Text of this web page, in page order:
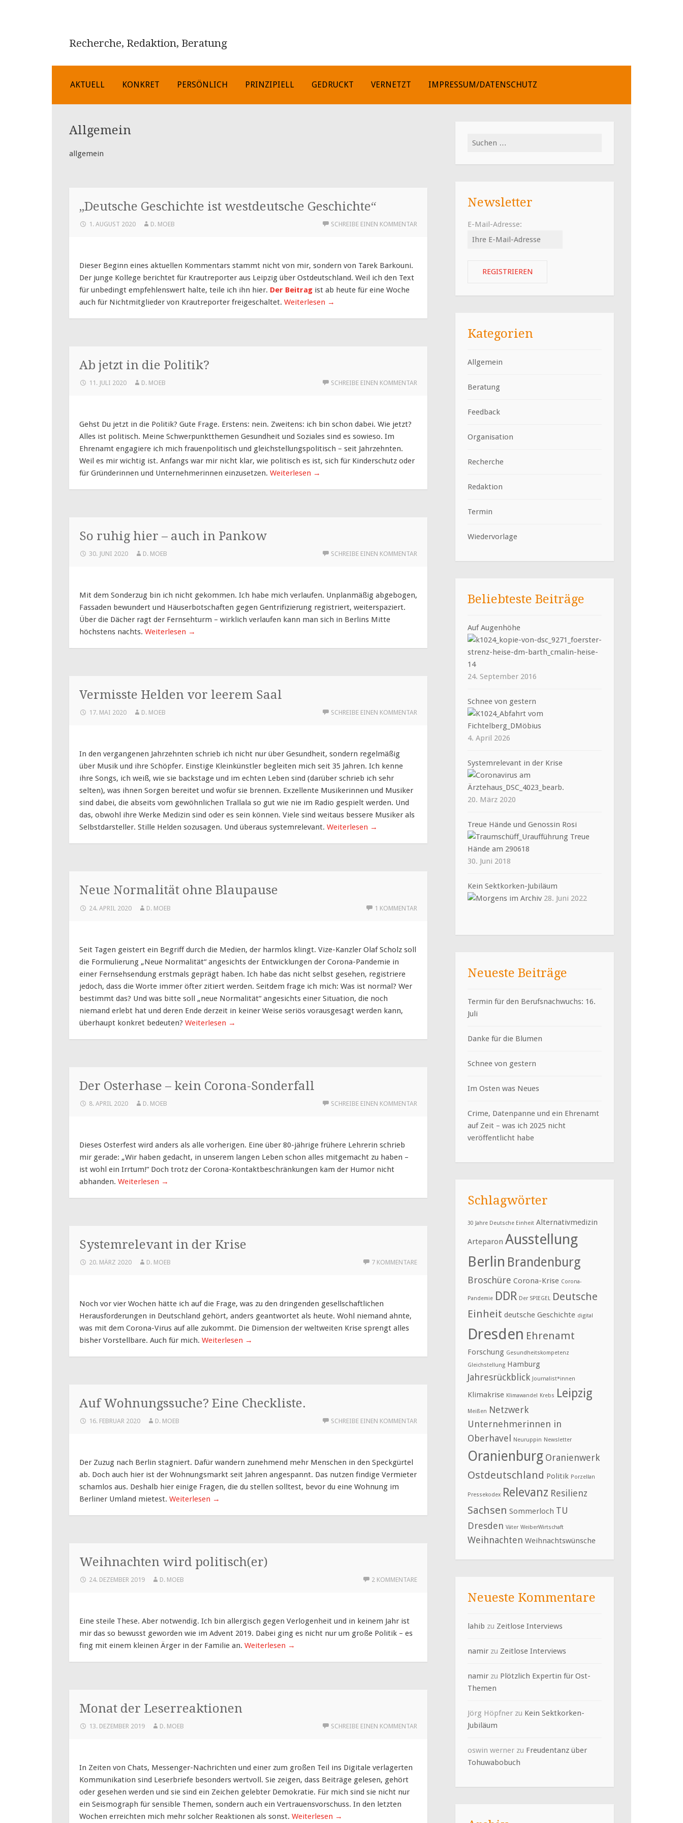
Recherche, Redaktion, Beratung
ZUM
SPRINGEN
AKTUELL KONKRET PERSÖNLICH PRINZIPIELL GEDRUCKT VERNETZT IMPRESSUM/DATENSCHUTZ
Allgemein
allgemein
„Deutsche Geschichte ist westdeutsche Geschichte“
1. AUGUST 2020 D. MOEB SCHREIBE EINEN KOMMENTAR
Dieser Beginn eines aktuellen Kommentars stammt nicht von mir, sondern von Tarek Barkouni.
Der junge Kollege berichtet für Krautreporter aus Leipzig über Ostdeutschland. Weil ich den Text
für unbedingt empfehlenswert halte, teile ich ihn hier. Der Beitrag ist ab heute für eine Woche
auch für Nichtmitglieder von Krautreporter freigeschaltet. Weiterlesen →
Ab jetzt in die Politik?
11. JULI 2020 D. MOEB SCHREIBE EINEN KOMMENTAR
Gehst Du jetzt in die Politik? Gute Frage. Erstens: nein. Zweitens: ich bin schon dabei. Wie jetzt?
Alles ist politisch. Meine Schwerpunktthemen Gesundheit und Soziales sind es sowieso. Im
Ehrenamt engagiere ich mich frauenpolitisch und gleichstellungspolitisch – seit Jahrzehnten.
Weil es mir wichtig ist. Anfangs war mir nicht klar, wie politisch es ist, sich für Kinderschutz oder
für Gründerinnen und Unternehmerinnen einzusetzen. Weiterlesen →
So ruhig hier – auch in Pankow
30. JUNI 2020 D. MOEB SCHREIBE EINEN KOMMENTAR
Mit dem Sonderzug bin ich nicht gekommen. Ich habe mich verlaufen. Unplanmäßig abgebogen,
Fassaden bewundert und Häuserbotschaften gegen Gentrifizierung registriert, weiterspaziert.
Über die Dächer ragt der Fernsehturm – wirklich verlaufen kann man sich in Berlins Mitte
höchstens nachts. Weiterlesen →
Vermisste Helden vor leerem Saal
17. MAI 2020 D. MOEB SCHREIBE EINEN KOMMENTAR
In den vergangenen Jahrzehnten schrieb ich nicht nur über Gesundheit, sondern regelmäßig
über Musik und ihre Schöpfer. Einstige Kleinkünstler begleiten mich seit 35 Jahren. Ich kenne
ihre Songs, ich weiß, wie sie backstage und im echten Leben sind (darüber schrieb ich sehr
selten), was ihnen Sorgen bereitet und wofür sie brennen. Exzellente Musikerinnen und Musiker
sind dabei, die abseits vom gewöhnlichen Trallala so gut wie nie im Radio gespielt werden. Und
das, obwohl ihre Werke Medizin sind oder es sein können. Viele sind weitaus bessere Musiker als
Selbstdarsteller. Stille Helden sozusagen. Und überaus systemrelevant. Weiterlesen →
Neue Normalität ohne Blaupause
24. APRIL 2020 D. MOEB 1 KOMMENTAR
Seit Tagen geistert ein Begriff durch die Medien, der harmlos klingt. Vize-Kanzler Olaf Scholz soll
die Formulierung „Neue Normalität“ angesichts der Entwicklungen der Corona-Pandemie in
einer Fernsehsendung erstmals geprägt haben. Ich habe das nicht selbst gesehen, registriere
jedoch, dass die Worte immer öfter zitiert werden. Seitdem frage ich mich: Was ist normal? Wer
bestimmt das? Und was bitte soll „neue Normalität“ angesichts einer Situation, die noch
niemand erlebt hat und deren Ende derzeit in keiner Weise seriös vorausgesagt werden kann,
überhaupt konkret bedeuten? Weiterlesen →
Der Osterhase – kein Corona-Sonderfall
8. APRIL 2020 D. MOEB SCHREIBE EINEN KOMMENTAR
Dieses Osterfest wird anders als alle vorherigen. Eine über 80-jährige frühere Lehrerin schrieb
mir gerade: „Wir haben gedacht, in unserem langen Leben schon alles mitgemacht zu haben –
ist wohl ein Irrtum!“ Doch trotz der Corona-Kontaktbeschränkungen kam der Humor nicht
abhanden. Weiterlesen →
Systemrelevant in der Krise
20. MÄRZ 2020 D. MOEB 7 KOMMENTARE
Noch vor vier Wochen hätte ich auf die Frage, was zu den dringenden gesellschaftlichen
Herausforderungen in Deutschland gehört, anders geantwortet als heute. Wohl niemand ahnte,
was mit dem Corona-Virus auf alle zukommt. Die Dimension der weltweiten Krise sprengt alles
bisher Vorstellbare. Auch für mich. Weiterlesen →
Auf Wohnungssuche? Eine Checkliste.
16. FEBRUAR 2020 D. MOEB SCHREIBE EINEN KOMMENTAR
Der Zuzug nach Berlin stagniert. Dafür wandern zunehmend mehr Menschen in den Speckgürtel
ab. Doch auch hier ist der Wohnungsmarkt seit Jahren angespannt. Das nutzen findige Vermieter
schamlos aus. Deshalb hier einige Fragen, die du stellen solltest, bevor du eine Wohnung im
Berliner Umland mietest. Weiterlesen →
Weihnachten wird politisch(er)
24. DEZEMBER 2019 D. MOEB 2 KOMMENTARE
Eine steile These. Aber notwendig. Ich bin allergisch gegen Verlogenheit und in keinem Jahr ist
mir das so bewusst geworden wie im Advent 2019. Dabei ging es nicht nur um große Politik – es
fing mit einem kleinen Ärger in der Familie an. Weiterlesen →
Monat der Leserreaktionen
13. DEZEMBER 2019 D. MOEB SCHREIBE EINEN KOMMENTAR
In Zeiten von Chats, Messenger-Nachrichten und einer zum großen Teil ins Digitale verlagerten
Kommunikation sind Leserbriefe besonders wertvoll. Sie zeigen, dass Beiträge gelesen, gehört
oder gesehen werden und sie sind ein Zeichen gelebter Demokratie. Für mich sind sie nicht nur
ein Seismograph für sensible Themen, sondern auch ein Vertrauensvorschuss. In den letzten
Wochen erreichten mich mehr solcher Reaktionen als sonst. Weiterlesen →
Suchen
Newsletter
E-Mail-Adresse:
Kategorien
Allgemein
Beratung
Feedback
Organisation
Recherche
Redaktion
Termin
Wiedervorlage
Beliebteste Beiträge
Auf Augenhöhe
24. September 2016
Schnee von gestern
4. April 2026
Systemrelevant in der Krise
20. März 2020
Treue Hände und Genossin Rosi
30. Juni 2018
Kein Sektkorken-Jubiläum
28. Juni 2022
Neueste Beiträge
Termin für den Berufsnachwuchs: 16.
Juli
Danke für die Blumen
Schnee von gestern
Im Osten was Neues
Crime, Datenpanne und ein Ehrenamt
auf Zeit – was ich 2025 nicht
veröffentlicht habe
Schlagwörter
30 Jahre Deutsche Einheit Alternativmedizin
Arteparon Ausstellung
Berlin Brandenburg
Broschüre Corona-Krise Corona-
Pandemie DDR Der SPIEGEL Deutsche
Einheit deutsche Geschichte digital
Dresden Ehrenamt
Forschung Gesundheitskompetenz
Gleichstellung Hamburg
Jahresrückblick Journalist*innen
Klimakrise Klimawandel Krebs Leipzig
Meißen Netzwerk
Unternehmerinnen in
Oberhavel
Neuruppin Newsletter
Oranienburg Oranienwerk
Ostdeutschland Politik Porzellan
Pressekodex Relevanz Resilienz
Sachsen Sommerloch TU
Dresden Väter WeiberWirtschaft
Weihnachten Weihnachtswünsche
Neueste Kommentare
lahib zu Zeitlose Interviews
namir zu Zeitlose Interviews
namir zu Plötzlich Expertin für Ost-
Themen
Jörg Höpfner zu Kein Sektkorken-
Jubiläum
oswin werner zu Freudentanz über
Tohuwabobuch